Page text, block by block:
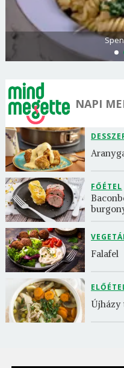
NAPI
FŐÉTEL
Falafel
Újházy